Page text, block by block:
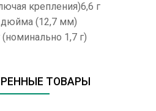
крепления)6,6 г
(12,7 мм)
1,7 г)
ТОВАРЫ